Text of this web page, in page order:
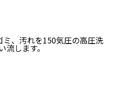
、汚れを150気圧の高圧洗
流します。